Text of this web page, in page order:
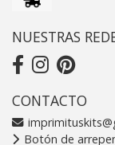
NUESTRAS
CONTACTO
Botón de